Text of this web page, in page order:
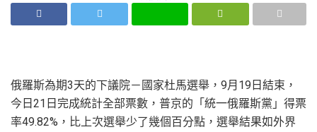
俄羅斯為期3天的下議院－國家杜馬選舉，9月19日結束，
今日21日完成統計全部票數，普京的「統一俄羅斯黨」得票
率49.82%，比上次選舉少了幾個百分點，選舉結果如外界